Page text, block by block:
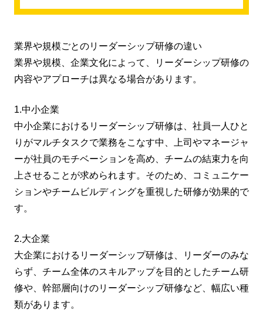
業界や規模ごとのリーダーシップ研修の違い
業界や規模、企業文化によって、リーダーシップ研修の
内容やアプローチは異なる場合があります。
1.中小企業
中小企業におけるリーダーシップ研修は、社員一人ひと
りがマルチタスクで業務をこなす中、上司やマネージャ
ーが社員のモチベーションを高め、チームの結束力を向
上させることが求められます。そのため、コミュニケー
ションやチームビルディングを重視した研修が効果的で
す。
2.大企業
大企業におけるリーダーシップ研修は、リーダーのみな
らず、チーム全体のスキルアップを目的としたチーム研
修や、幹部層向けのリーダーシップ研修など、幅広い種
類があります。